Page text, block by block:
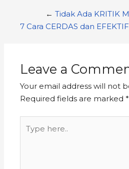
← Tidak Ada KRITIK
7 Cara CERDAS dan
Leave a
Your email address will not
Required fields are marked*